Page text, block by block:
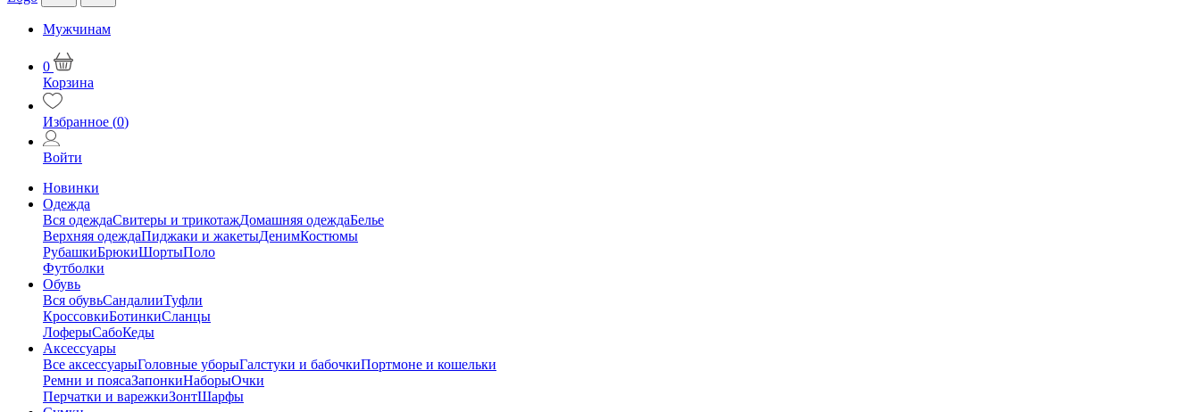
Мужчинам
0
Корзина
Избранное (0)
Войти
Новинки
Одежда
Вся одеждаСвитеры и трикотажДомашняя одеждаБелье
Верхняя одеждаПиджаки и жакетыДенимКостюмы
РубашкиБрюкиШортыПоло
Футболки
Обувь
Вся обувьСандалииТуфли
КроссовкиБотинкиСланцы
ЛоферыСабоКеды
Аксессуары
Все аксессуарыГоловные уборыГалстуки и бабочкиПортмоне и кошельки
Ремни и поясаЗапонкиНаборыОчки
Перчатки и варежкиЗонтШарфы